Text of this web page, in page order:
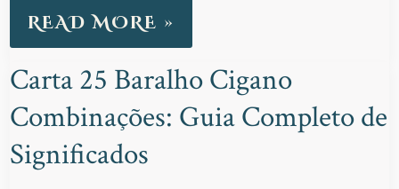
READ MORE »
Carta 25 Baralho Cigano
Combinações: Guia Completo de
Significados
CARTA
25
BARALHO
CIGANO